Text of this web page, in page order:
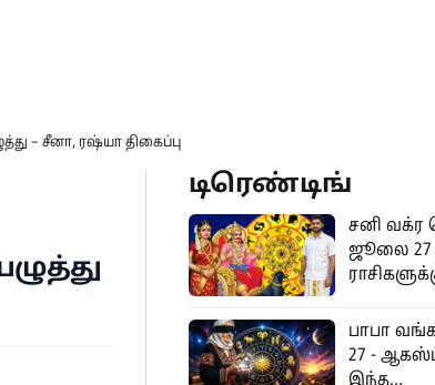
– சீனா, ரஷ்யா திகைப்பு
டிரெண்டிங்
சனி வக்ர
ஜூலை 27
பாபா
27 -
இந்த...